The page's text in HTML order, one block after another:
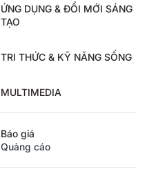
ỨNG DỤNG & ĐỔI MỚI SÁNG
TẠO
TRI THỨC & KỸ NĂNG SỐNG
MULTIMEDIA
Báo giá
Quảng cáo